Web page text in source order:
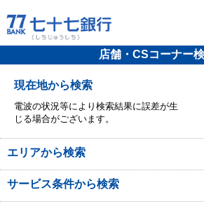
店舗・CSコーナー
現在地から検索
電波の状況等により検索結果に誤差が生
じる場合がございます。
エリアから検索
サービス条件から検索